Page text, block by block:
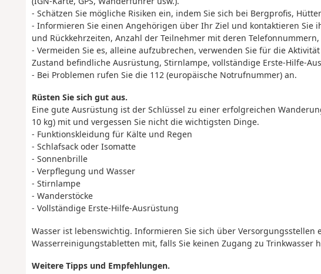
- Schätzen Sie mögliche Risiken ein, indem Sie sich bei Bergprofis,
- Informieren Sie einen Angehörigen über Ihr Ziel und kontaktieren Sie
und Rückkehrzeiten, Anzahl der Teilnehmer mit deren Telefonnummern,
- Vermeiden Sie es, alleine aufzubrechen, verwenden Sie für die
Zustand befindliche Ausrüstung, Stirnlampe, vollständige Erste-Hilfe-
- Bei Problemen rufen Sie die 112 (europäische Notrufnummer) an.
Rüsten Sie sich gut aus.
Eine gute Ausrüstung ist der Schlüssel zu einer erfolgreichen
10 kg) mit und vergessen Sie nicht die wichtigsten Dinge.
- Funktionskleidung für Kälte und Regen
- Schlafsack oder Isomatte
- Sonnenbrille
- Verpflegung und Wasser
- Stirnlampe
- Wanderstöcke
- Vollständige Erste-Hilfe-Ausrüstung
Wasser ist lebenswichtig. Informieren Sie sich über Versorgungsstellen
Wasserreinigungstabletten mit, falls Sie keinen Zugang zu Trinkwasser
Weitere Tipps und Empfehlungen.